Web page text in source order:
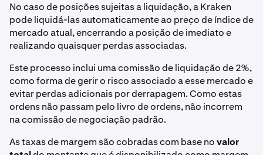
No caso de posições sujeitas a liquidação, a Kraken
pode liquidá-las automaticamente ao preço de índice de
mercado atual, encerrando a posição de imediato e
realizando quaisquer perdas associadas.
Este processo inclui uma comissão de liquidação de 2%,
como forma de gerir o risco associado a esse mercado e
evitar perdas adicionais por derrapagem. Como estas
ordens não passam pelo livro de ordens, não incorrem
na comissão de negociação padrão.
As taxas de margem são cobradas com base novalor